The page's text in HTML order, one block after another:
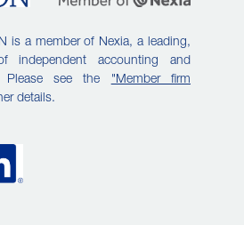
is a member of Nexia, a leading,
independent accounting and
Please see the "Member firm
details.